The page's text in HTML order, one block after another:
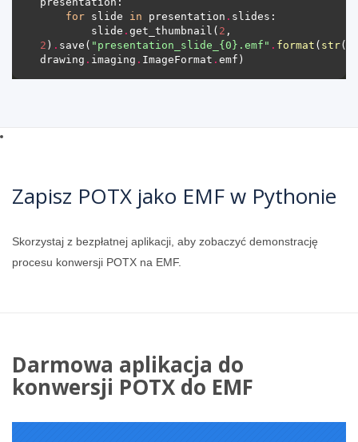
for slide in presentation .
        slide
. get_thumbnail( 2
2 ) . save( "presentation_slide_ {0} .emf" . format ( str
drawing . imaging . ImageFormat .
Zapisz POTX jako EMF w Pythonie
Skorzystaj z bezpłatnej aplikacji, aby zobaczyć demonstrację
procesu konwersji POTX na EMF.
Darmowa aplikacja do
konwersji POTX do EMF